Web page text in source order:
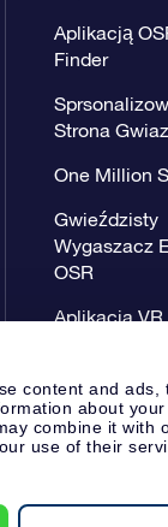
content and
about
combine it with
use of their
Aplikacją
Finder
Strona
One Million
Gwieździsty
Wygaszacz
OSR
Aplikacja VR